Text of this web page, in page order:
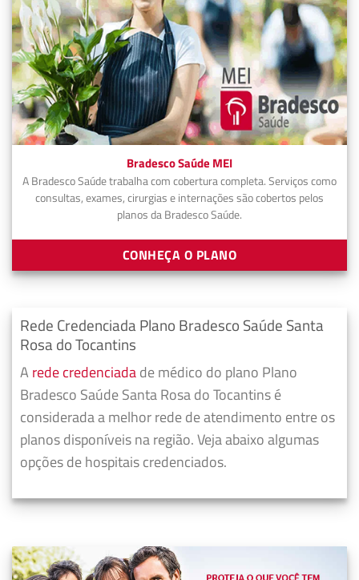
Bradesco Saúde MEI
A Bradesco Saúde trabalha com cobertura completa. Serviços como
consultas, exames, cirurgias e internações são cobertos pelos
planos da Bradesco Saúde.
CONHEÇA O PLANO
Rede Credenciada Plano Bradesco Saúde Santa
Rosa do Tocantins
A rede credenciadade médico do plano Plano
Bradesco Saúde Santa Rosa do Tocantins é
considerada a melhor rede de atendimento entre os
planos disponíveis na região. Veja abaixo algumas
opções de hospitais credenciados.